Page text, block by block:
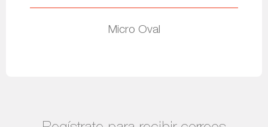
Micro Oval